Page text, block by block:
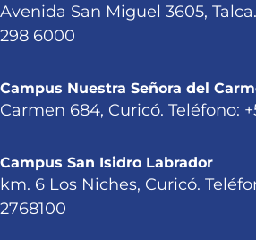
Avenida San Miguel 3605,
298 6000
Campus Nuestra Señora del
Carmen 684, Curicó. Teléfono:
Campus San Isidro Labrador
km. 6 Los Niches, Curicó.
2768100